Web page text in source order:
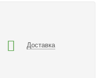
Доставка